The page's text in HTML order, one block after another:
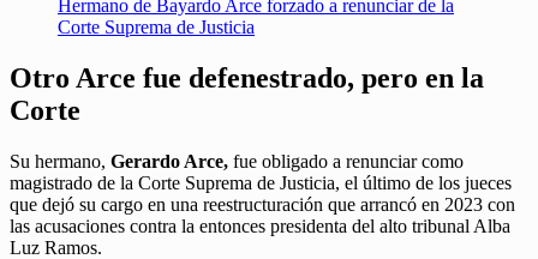
Hermano de Bayardo Arce forzado a renunciar de la
Corte Suprema de Justicia
Otro Arce fue defenestrado, pero en la
Corte
Su hermano, Gerardo Arce, fue obligado a renunciar como
magistrado de la Corte Suprema de Justicia, el último de los jueces
que dejó su cargo en una reestructuración que arrancó en 2023 con
las acusaciones contra la entonces presidenta del alto tribunal Alba
Luz Ramos.